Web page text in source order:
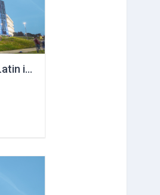
ValoT128 : PROGRESSUS: Latin in usage